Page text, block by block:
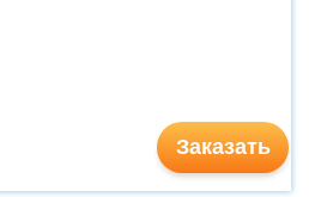
Заказать